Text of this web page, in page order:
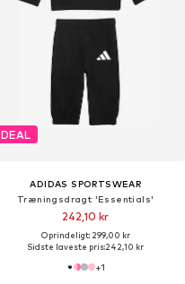
DEAL
ADIDAS SPORTSWEAR
Træningsdragt 'Essentials'
242,10 kr
Oprindeligt: 299,00 kr
Sidste laveste pris:242,10 kr
+1